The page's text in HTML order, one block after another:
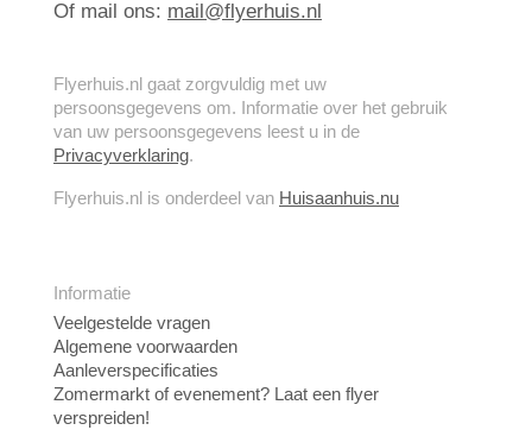
Of mail ons: mail@flyerhuis.nl
Flyerhuis.nl gaat zorgvuldig met uw
persoonsgegevens om. Informatie over het gebruik
van uw persoonsgegevens leest u in de
Privacyverklaring.
Flyerhuis.nl is onderdeel van Huisaanhuis.nu
Informatie
Veelgestelde vragen
Algemene voorwaarden
Aanleverspecificaties
Zomermarkt of evenement? Laat een flyer
verspreiden!